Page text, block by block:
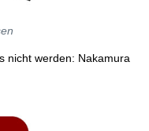
nicht werden: Nakamura